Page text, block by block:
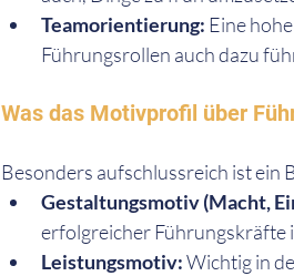
Teamorientierung: Eine
Führungsrollen auch dazu
Was das Motivprofil über
Besonders aufschlussreich ist ein
Gestaltungsmotiv (Macht,
erfolgreicher Führungskräfte
Leistungsmotiv: Wichtig in